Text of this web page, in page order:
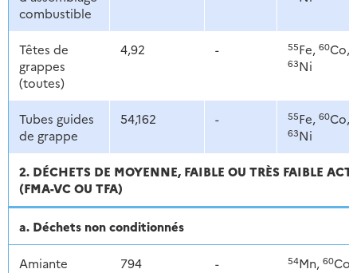
combustible
Têtes de
grappes
(toutes)
4,92 - 55Fe, 60Co,
63Ni
Tubes guides
de grappe
54,162 - 55Fe, 60Co,
63Ni
2. DÉCHETS DE MOYENNE, FAIBLE OU TRÈS FAIBLE
(FMA-VC OU TFA)
a. Déchets non conditionnés
Amiante 794 - 54Mn, 60Co,